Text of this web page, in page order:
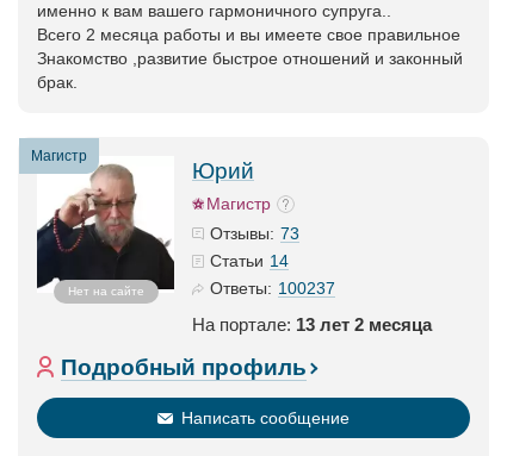
именно к вам вашего гармоничного супруга..
Всего 2 месяца работы и вы имеете свое правильное
Знакомство ,развитие быстрое отношений и законный
брак.
Магистр
Нет на сайте
Юрий
Магистр
Отзывы: 73
Статьи 14
Ответы: 100237
На портале: 13 лет 2 месяца
Подробный профиль
Написать сообщение